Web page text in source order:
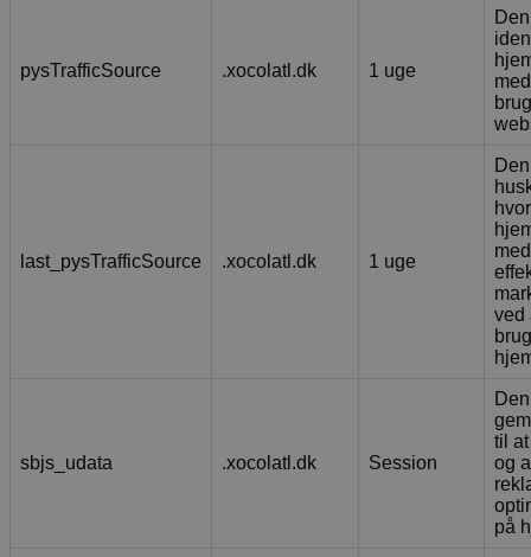
pysTrafficSource .xocolatl.dk 1 uge
last_pysTrafficSource .xocolatl.dk 1 uge
ved
sbjs_udata .xocolatl.dk Session
til
og
på